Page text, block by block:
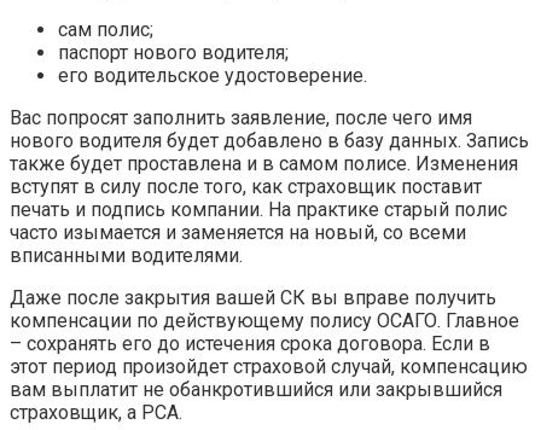
сам полис;
паспорт нового водителя;
его водительское удостоверение.
Вас попросят заполнить заявление, после чего имя
нового водителя будет добавлено в базу данных. Запись
также будет проставлена и в самом полисе. Изменения
вступят в силу после того, как страховщик поставит
печать и подпись компании. На практике старый полис
часто изымается и заменяется на новый, со всеми
вписанными водителями.
Даже после закрытия вашей СК вы вправе получить
компенсации по действующему полису ОСАГО. Главное
– сохранять его до истечения срока договора. Если в
этот период произойдет страховой случай, компенсацию
вам выплатит не обанкротившийся или закрывшийся
страховщик, а РСА.